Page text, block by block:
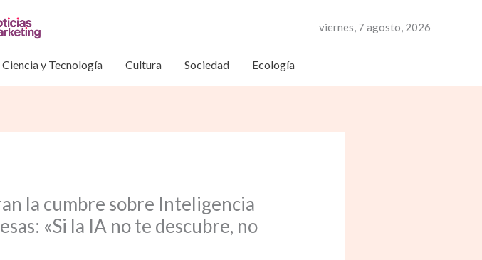
viernes, 7 agosto, 2026
Ciencia y Tecnología Cultura Sociedad Ecología
la cumbre sobre Inteligencia
«Si la IA no te descubre, no